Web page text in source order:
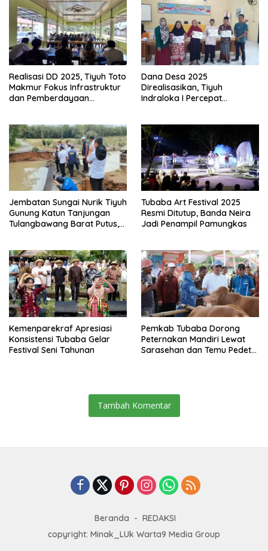
Realisasi DD 2025, Tiyuh Toto
Makmur Fokus Infrastruktur
dan Pemberdayaan
Dana Desa 2025
Direalisasikan, Tiyuh
Indraloka I Percepat
Jembatan Sungai Nurik Tiyuh
Gunung Katun Tanjungan
Tulangbawang Barat Putus,
Sementara
Tubaba Art Festival 2025
Resmi Ditutup, Banda Neira
Jadi Penampil Pamungkas
Kemenparekraf Apresiasi
Konsistensi Tubaba Gelar
Festival Seni Tahunan
Pemkab Tubaba Dorong
Peternakan Mandiri Lewat
Sarasehan dan Temu Pedet
Tambah Komentar
Beranda
REDAKSI
copyright: Minak_LUk Warta9 Media Group